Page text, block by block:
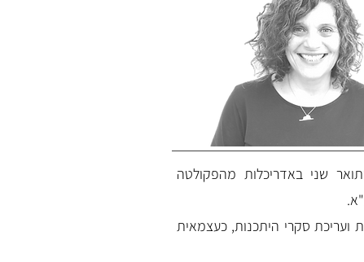
שני באדריכלות מהפקולטה
ועריכת סקרי היתכנות, כעצמאית